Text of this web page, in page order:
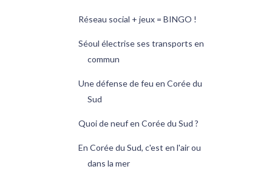
Réseau social + jeux = BINGO !
Séoul électrise ses transports en
commun
Une défense de feu en Corée du
Sud
Quoi de neuf en Corée du Sud ?
En Corée du Sud, c'est en l'air ou
dans la mer